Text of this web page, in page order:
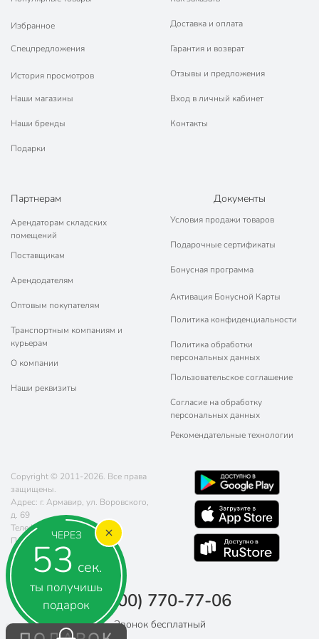
ЧЕРЕЗ
53 сек.
ты получишь
подарок
Избранное
Спецпредложения
История просмотров
Наши магазины
Наши бренды
Подарки
Доставка и оплата
Гарантия и возврат
Отзывы и предложения
Вход в личный кабинет
Контакты
Партнерам
Арендаторам складских
помещений
Поставщикам
Арендодателям
Оптовым покупателям
Транспортным компаниям и
курьерам
О компании
Наши реквизиты
Документы
Условия продажи товаров
Подарочные сертификаты
Бонусная программа
Активация Бонусной Карты
Политика конфиденциальности
Политика обработки
персональных данных
Пользовательское соглашение
Согласие на обработку
персональных данных
Рекомендательные технологии
Copyright © 2011-2026. Все права
защищены.
Адрес: г. Армавир, ул. Воровского,
д. 69
Телефон:
8 (800) 770-77-06
Почта:
sales@poryadok.ru
8 (800) 770-77-06
Звонок бесплатный